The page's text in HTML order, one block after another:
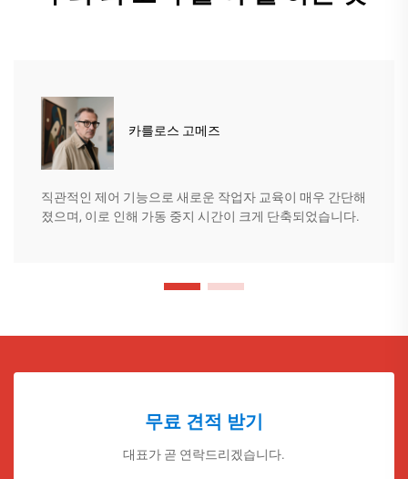
카를로스 고메즈
직관적인 제어 기능으로 새로운 작업자 교육이 매우 간단해
졌으며, 이로 인해 가동 중지 시간이 크게 단축되었습니다.
무료 견적 받기
대표가 곧 연락드리겠습니다.